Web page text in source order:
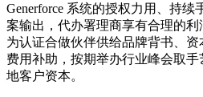
Generforce 系统的授权力用、持
案输出，代办署理商享有合理的
为认证合做伙伴供给品牌背书、
费用补助，按期举办行业峰会取
地客户资本。